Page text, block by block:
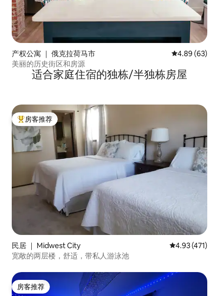
产权公寓 ｜ 俄克拉荷马市 平均评分 4.89
4.89 (63)
美丽的历史街区和房源
适合家庭住宿的独栋/半独栋房屋
热门「房客推荐」
房客推荐
民居 ｜ Midwest City 平均评分 4.93
4.93 (471)
宽敞的两层楼，舒适，带私人游泳池
房客推荐
房客推荐